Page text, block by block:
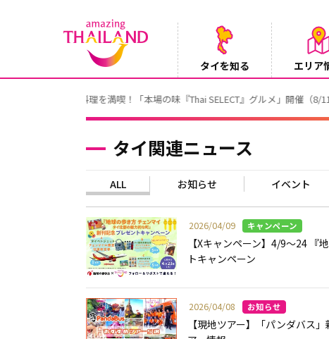
タイを知る エリア
2026/08/05 【テレビ】NHK『世界ふれあい街歩き』でタ
タイ関連ニュース
ALL お知らせ イベント
2026/04/09
【Xキャンペーン】4/9～24 『
トキャンペーン
2026/04/08
【現地ツアー】「パンダバス